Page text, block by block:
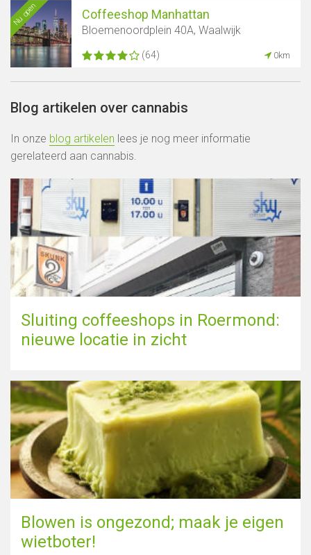
Nu open Coffeeshop Manhattan
Bloemenoordplein 40A, Waalwijk
(64) 0km
Blog artikelen over cannabis
In onze blog artikelen lees je nog meer informatie
gerelateerd aan cannabis.
Sluiting coffeeshops in Roermond:
nieuwe locatie in zicht
Blowen is ongezond; maak je eigen
wietboter!